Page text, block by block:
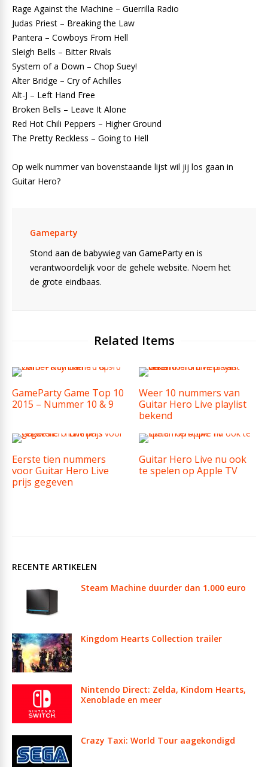
Rage Against the Machine – Guerrilla Radio
Judas Priest – Breaking the Law
Pantera – Cowboys From Hell
Sleigh Bells – Bitter Rivals
System of a Down – Chop Suey!
Alter Bridge – Cry of Achilles
Alt-J – Left Hand Free
Broken Bells – Leave It Alone
Red Hot Chili Peppers – Higher Ground
The Pretty Reckless – Going to Hell
Op welk nummer van bovenstaande lijst wil jij los gaan in
Guitar Hero?
Gameparty
Stond aan de babywieg van GameParty en is
verantwoordelijk voor de gehele website. Noem het
de grote eindbaas.
Related Items
GameParty Game Top 10
2015 – Nummer 10 & 9
Weer 10 nummers van
Guitar Hero Live playlist
bekend
Eerste tien nummers
voor Guitar Hero Live
prijs gegeven
Guitar Hero Live nu ook
te spelen op Apple TV
RECENTE ARTIKELEN
Steam Machine duurder dan 1.000 euro
Kingdom Hearts Collection trailer
Nintendo Direct: Zelda, Kindom Hearts,
Xenoblade en meer
Crazy Taxi: World Tour aagekondigd